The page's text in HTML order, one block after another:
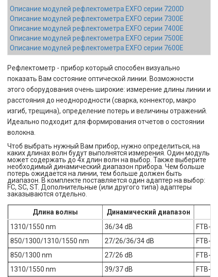
Описание модулей рефлектометра EXFO серии 7200D
Описание модулей рефлектометра EXFO серии 7300E
Описание модулей рефлектометра EXFO серии 7400E
Описание модулей рефлектометра EXFO серии 7500E
Описание модулей рефлектометра EXFO серии 7600E
Рефлектометр - прибор который способен визуально
показать Вам состояние оптической линии. Возможности
этого оборудования очень широкие: измерение длины линии и
расстояния до неоднородности (сварка, коннектор, макро
изгиб, трещина), определение потерь и величины отражений.
Идеально подходит для формирования отчетов о состоянии
волокна.
Чтоб выбрать нужный Вам прибор, нужно определиться, на
каких длинах волн будут выполнятся измерения. Один модуль
может содержать до 4х длин волн на выбор. Также выберите
необходимый динамический диапазон прибора. Чем больше
потерь ожидается на линии, тем больше должен быть
диапазон. В комплекте поставляется один адаптер на выбор:
FC, SC, ST. Дополнительные (или другого типа) адаптеры
заказываются отдельно.
Длина волны
Динамический диапазон
1310/1550 nm
36/34 dB
FTB-
850/1300/1310/1550 nm
27/26/36/34 dB
FTB-
850/1300 nm
27/26 dB
FTB-
1310/1550 nm
39/37 dB
FTB-